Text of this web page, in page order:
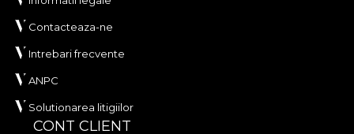
Contacteaza-ne
Intrebari frecvente
ANPC
Solutionarea litigiilor
CONT CLIENT